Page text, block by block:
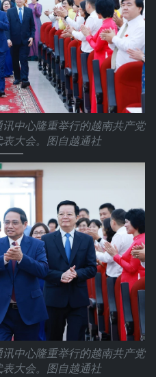
中心隆重举行的越南共产党
大会。图自越通社
中心隆重举行的越南共产党
大会。图自越通社